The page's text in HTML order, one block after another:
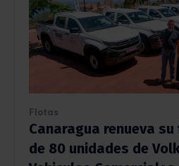
Flotas
Canaragua renueva
de 80 unidades de